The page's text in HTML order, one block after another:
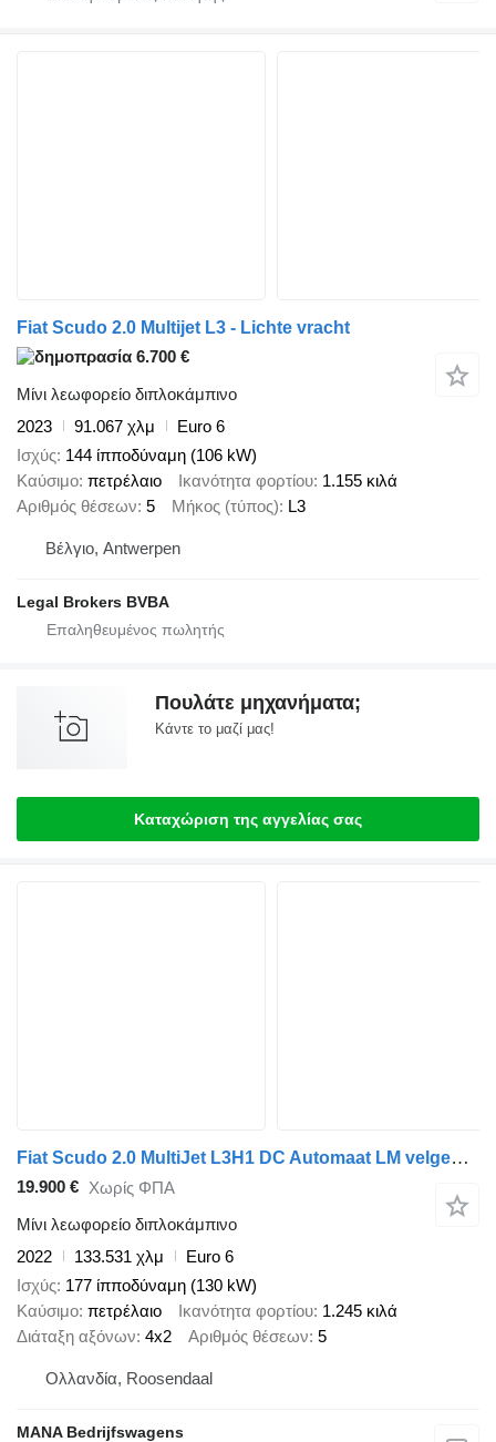
Fiat Scudo 2.0 Multijet L3 - Lichte vracht
6.700 €
Μίνι λεωφορείο διπλοκάμπινο
2023
91.067 χλμ
Euro 6
Ισχύς 144 ίπποδύναμη (106 kW)
Καύσιμο πετρέλαιο Ικανότητα φορτίου 1.155 κιλά
Αριθμός θέσεων 5 Μήκος (τύπος) L3
Βέλγιο, Antwerpen
Legal Brokers BVBA
Πουλάτε μηχανήματα;
Κάντε το μαζί μας!
Καταχώριση της αγγελίας σας
Fiat Scudo 2.0 MultiJet L3H1 DC Automaat LM velgen Cruise Camera Lede
19.900 € Χωρίς ΦΠΑ
Μίνι λεωφορείο διπλοκάμπινο
2022
133.531 χλμ
Euro 6
Ισχύς 177 ίπποδύναμη (130 kW)
Καύσιμο πετρέλαιο Ικανότητα φορτίου 1.245 κιλά
Διάταξη αξόνων 4x2 Αριθμός θέσεων 5
Ολλανδία, Roosendaal
MANA Bedrijfswagens